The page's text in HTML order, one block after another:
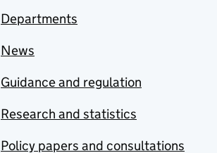
Departments
News
Guidance and regulation
Research and statistics
Policy papers and consultations